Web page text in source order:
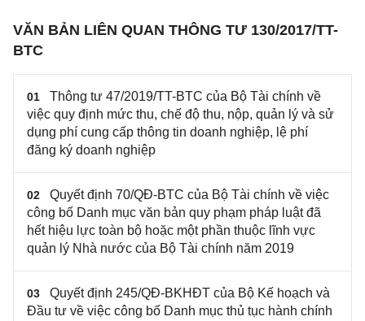
VĂN BẢN LIÊN QUAN THÔNG TƯ 130/2017/TT-
BTC
01
Thông tư 47/2019/TT-BTC của Bộ Tài chính về
việc quy định mức thu, chế độ thu, nộp, quản lý và sử
dụng phí cung cấp thông tin doanh nghiệp, lệ phí
đăng ký doanh nghiệp
02
Quyết định 70/QĐ-BTC của Bộ Tài chính về việc
công bố Danh mục văn bản quy phạm pháp luật đã
hết hiệu lực toàn bộ hoặc một phần thuộc lĩnh vực
quản lý Nhà nước của Bộ Tài chính năm 2019
03
Quyết định 245/QĐ-BKHĐT của Bộ Kế hoạch và
Đầu tư về việc công bố Danh mục thủ tục hành chính